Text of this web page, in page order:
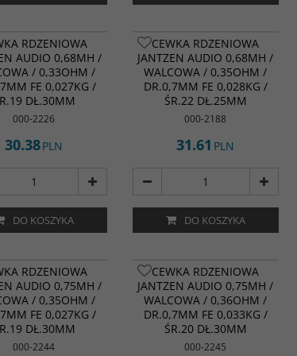
RDZENIOWA
AUDIO 0,68MH /
/ 0,33OHM /
FE 0,027KG /
DŁ.30MM
000-2226
30.38PLN
DO KOSZYKA
CEWKA RDZENIOWA
JANTZEN AUDIO 0,68MH /
WALCOWA / 0,35OHM /
DR.0,7MM FE 0,028KG /
ŚR.22 DŁ.25MM
000-2188
31.61 PLN
DO KOSZYKA
RDZENIOWA
AUDIO 0,75MH /
/ 0,35OHM /
FE 0,027KG /
DŁ.30MM
000-2244
CEWKA RDZENIOWA
JANTZEN AUDIO 0,75MH /
WALCOWA / 0,36OHM /
DR.0,7MM FE 0,033KG /
ŚR.20 DŁ.30MM
000-2245